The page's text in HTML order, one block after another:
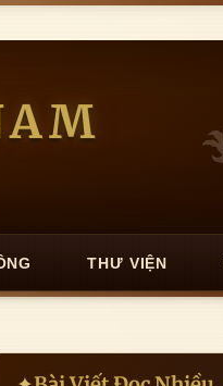
THƯ VIỆN